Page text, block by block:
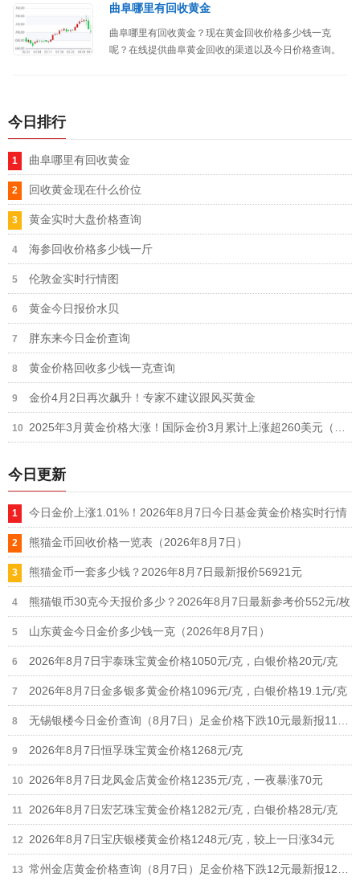
曲阜哪里有回收黄金
曲阜哪里有回收黄金？现在黄金回收价格多少钱一克
呢？在线提供曲阜黄金回收的渠道以及今日价格查询。
今日排行
曲阜哪里有回收黄金
回收黄金现在什么价位
黄金实时大盘价格查询
海参回收价格多少钱一斤
伦敦金实时行情图
黄金今日报价水贝
胖东来今日金价查询
黄金价格回收多少钱一克查询
金价4月2日再次飙升！专家不建议跟风买黄金
今日更新
今日金价上涨1.01%！2026年8月7日今日基金黄金价格实时行情
熊猫金币回收价格一览表（2026年8月7日）
熊猫金币一套多少钱？2026年8月7日最新报价56921元
熊猫银币30克今天报价多少？2026年8月7日最新参考价552元/枚
山东黄金今日金价多少钱一克（2026年8月7日）
2026年8月7日宇泰珠宝黄金价格1050元/克，白银价格20元/克
2026年8月7日金多银多黄金价格1096元/克，白银价格19.1元/克
2026年8月7日恒孚珠宝黄金价格1268元/克
2026年8月7日龙凤金店黄金价格1235元/克，一夜暴涨70元
2026年8月7日宏艺珠宝黄金价格1282元/克，白银价格28元/克
2026年8月7日宝庆银楼黄金价格1248元/克，较上一日涨34元